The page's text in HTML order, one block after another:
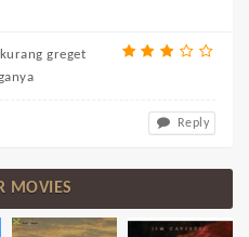
greget
Reply
MOVIES